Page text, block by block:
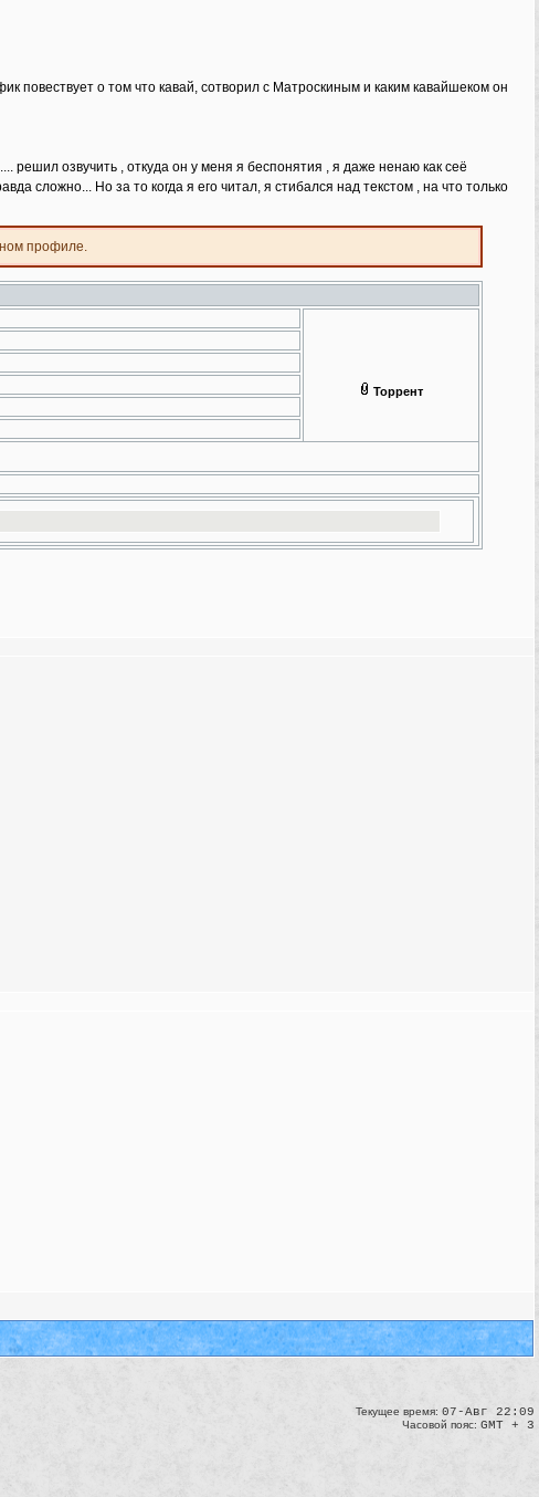
о том что кавай, сотворил с Матроскиным и каким кавайшеком он
решил озвучить , откуда он у меня я беспонятия , я даже ненаю как сеё
сложно... Но за то когда я его читал, я стибался над текстом , на что только
профиле.
Торрент
Текущее время: 07-Авг 22:09
Часовой пояс: GMT + 3